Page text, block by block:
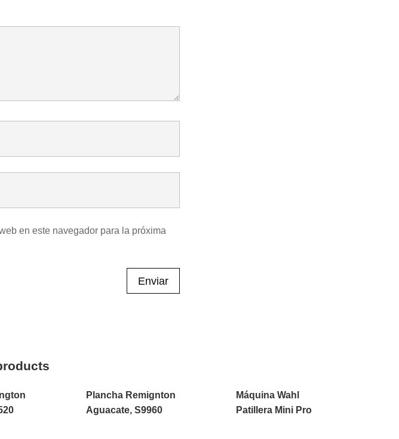
en este navegador para la próxima
Enviar
Plancha Remignton
Aguacate, S9960
Máquina Wahl
Patillera Mini Pro